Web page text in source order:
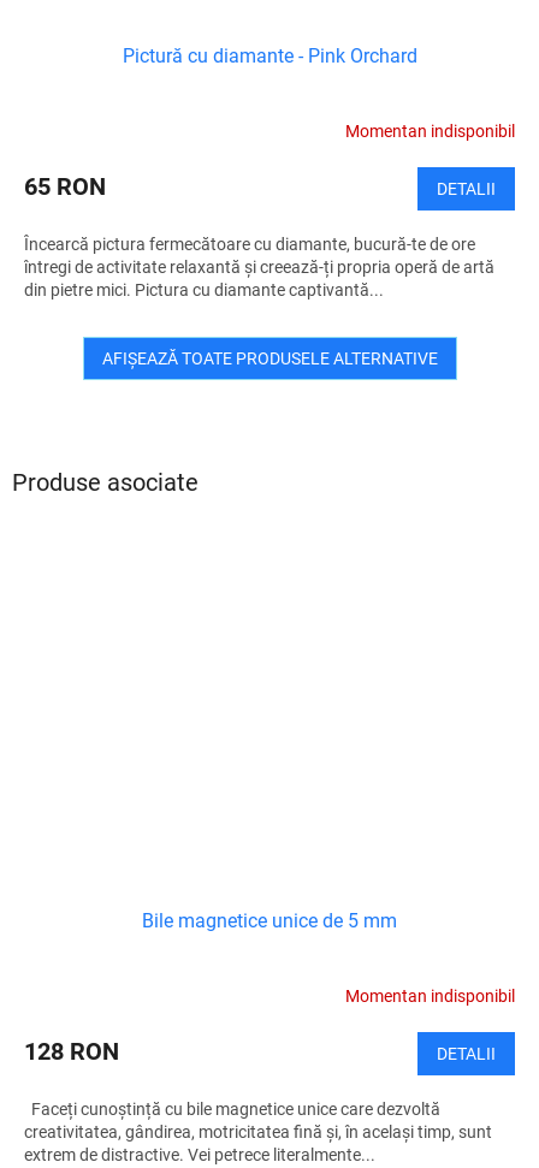
Produse asociate
Bile magnetice unice de 5 mm
Momentan indisponibil
128 RON DETALII
Faceți cunoștință cu bile magnetice unice care dezvoltă
creativitatea, gândirea, motricitatea fină și, în același timp, sunt
extrem de distractive. Vei petrece literalmente...
Pictură cu diamante - Pink Orchard
Momentan indisponibil
65 RON DETALII
Încearcă pictura fermecătoare cu diamante, bucură-te de ore
întregi de activitate relaxantă și creează-ți propria operă de artă
din pietre mici. Pictura cu diamante captivantă...
AFIŞEAZĂ TOATE PRODUSELE ALTERNATIVE